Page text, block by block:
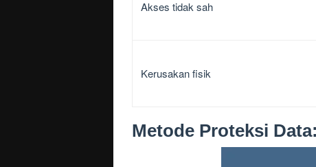
Akses tidak sah
Kerusakan fisik
Metode Proteksi